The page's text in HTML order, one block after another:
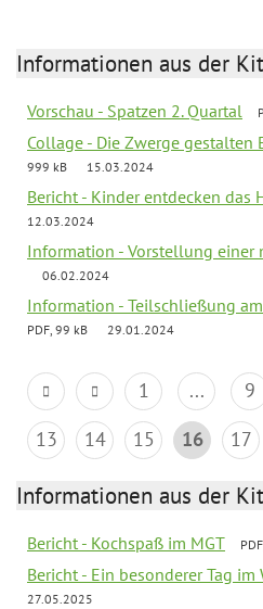
Informationen aus der
Vorschau - Spatzen 2. Quartal
Collage - Die Zwerge gestalten
999 kB
15.03.2024
Bericht - Kinder entdecken das
12.03.2024
Information - Vorstellung einer
06.02.2024
Information - Teilschließung
PDF, 99 kB 29.01.2024
1 ... 9
13
14 15 16 17
Informationen aus der
Bericht - Kochspaß im MGT
Bericht - Ein besonderer Tag im
27.05.2025